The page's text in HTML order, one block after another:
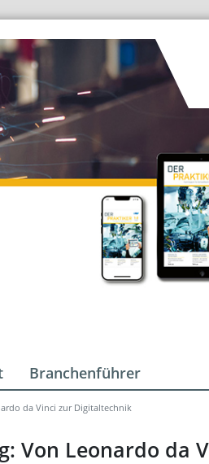
Branchenführer
da Vinci zur Digitaltechnik
Von Leonardo da